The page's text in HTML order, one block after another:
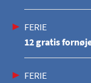
FERIE
12 gratis
FERIE